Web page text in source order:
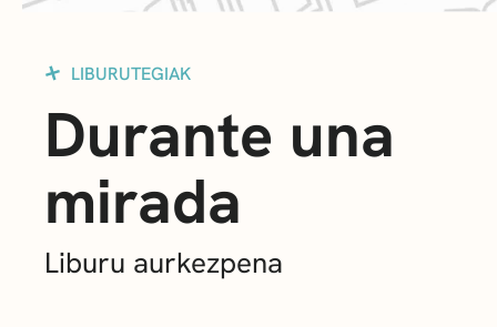
LIBURUTEGIAK
Durante una
mirada
Liburu aurkezpena